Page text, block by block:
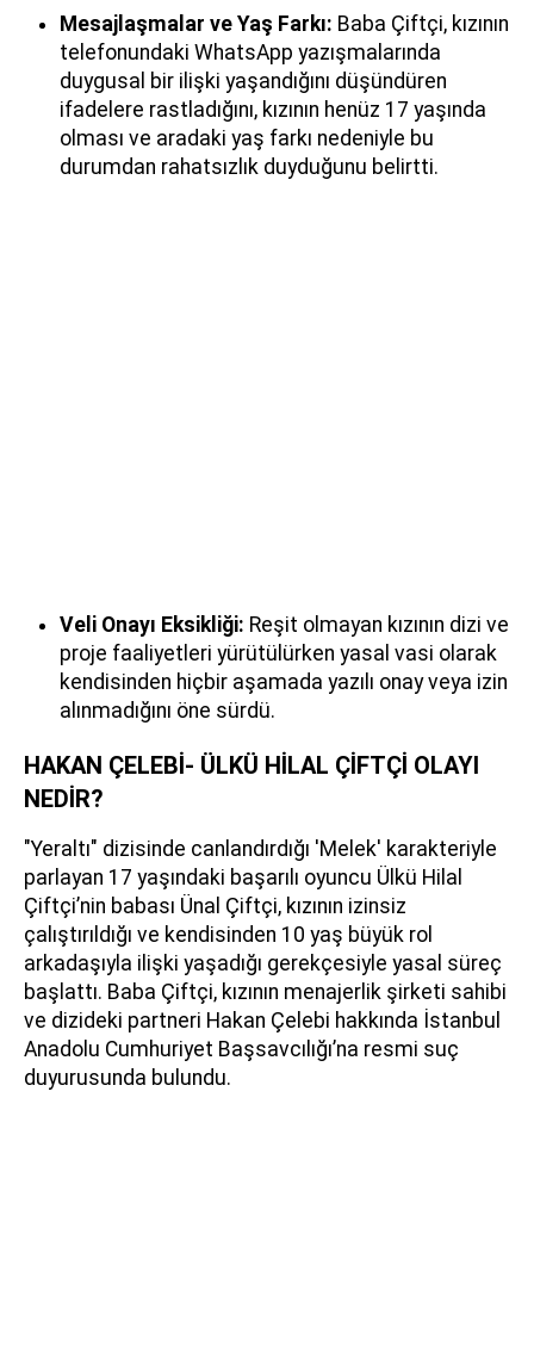
Mesajlaşmalar ve Yaş Farkı: Baba Çiftçi, kızının
telefonundaki WhatsApp yazışmalarında
duygusal bir ilişki yaşandığını düşündüren
ifadelere rastladığını, kızının henüz 17 yaşında
olması ve aradaki yaş farkı nedeniyle bu
durumdan rahatsızlık duyduğunu belirtti.
Veli Onayı Eksikliği: Reşit olmayan kızının dizi ve
proje faaliyetleri yürütülürken yasal vasi olarak
kendisinden hiçbir aşamada yazılı onay veya izin
alınmadığını öne sürdü.
HAKAN ÇELEBİ- ÜLKÜ HİLAL ÇİFTÇİ OLAYI
NEDİR?
"Yeraltı" dizisinde canlandırdığı 'Melek' karakteriyle
parlayan 17 yaşındaki başarılı oyuncu Ülkü Hilal
Çiftçi’nin babası Ünal Çiftçi, kızının izinsiz
çalıştırıldığı ve kendisinden 10 yaş büyük rol
arkadaşıyla ilişki yaşadığı gerekçesiyle yasal süreç
başlattı. Baba Çiftçi, kızının menajerlik şirketi sahibi
ve dizideki partneri Hakan Çelebi hakkında İstanbul
Anadolu Cumhuriyet Başsavcılığı’na resmi suç
duyurusunda bulundu.